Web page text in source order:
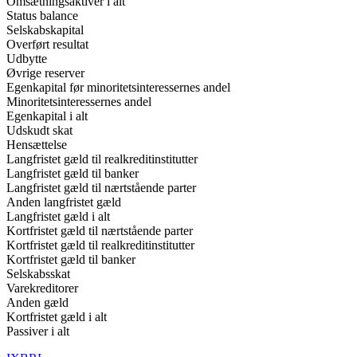
Status balance
Selskabskapital
Overført resultat
Udbytte
Øvrige reserver
Egenkapital før minoritetsinteressernes andel
Minoritetsinteressernes andel
Egenkapital i alt
Udskudt skat
Hensættelse
Langfristet gæld til realkreditinstitutter
Langfristet gæld til banker
Langfristet gæld til nærtstående parter
Anden langfristet gæld
Langfristet gæld i alt
Kortfristet gæld til nærtstående parter
Kortfristet gæld til realkreditinstitutter
Kortfristet gæld til banker
Selskabsskat
Varekreditorer
Anden gæld
Kortfristet gæld i alt
Passiver i alt